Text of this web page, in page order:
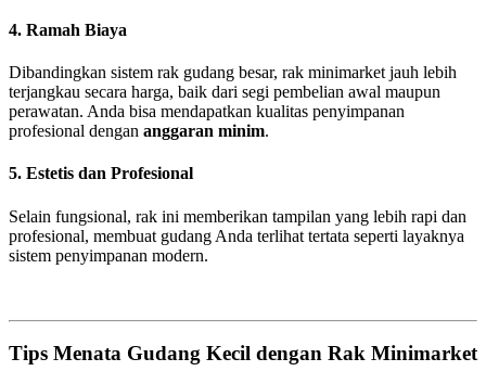
4. Ramah Biaya
Dibandingkan sistem rak gudang besar, rak minimarket jauh lebih
terjangkau secara harga, baik dari segi pembelian awal maupun
perawatan. Anda bisa mendapatkan kualitas penyimpanan
profesional dengan anggaran minim.
5. Estetis dan Profesional
Selain fungsional, rak ini memberikan tampilan yang lebih rapi dan
profesional, membuat gudang Anda terlihat tertata seperti layaknya
sistem penyimpanan modern.
Tips Menata Gudang Kecil dengan Rak Minimarket